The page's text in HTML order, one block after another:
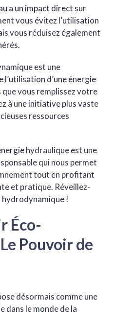
a un impact direct sur
vous évitez l’utilisation
vous réduisez également
est une
d’une énergie
vous remplissez votre
à une initiative plus vaste
ressources
hydraulique est une
qui nous permet
tout en profitant
et pratique. Réveillez-
hydrodynamique !
Éco-
Pouvoir de
désormais comme une
dans le monde de la